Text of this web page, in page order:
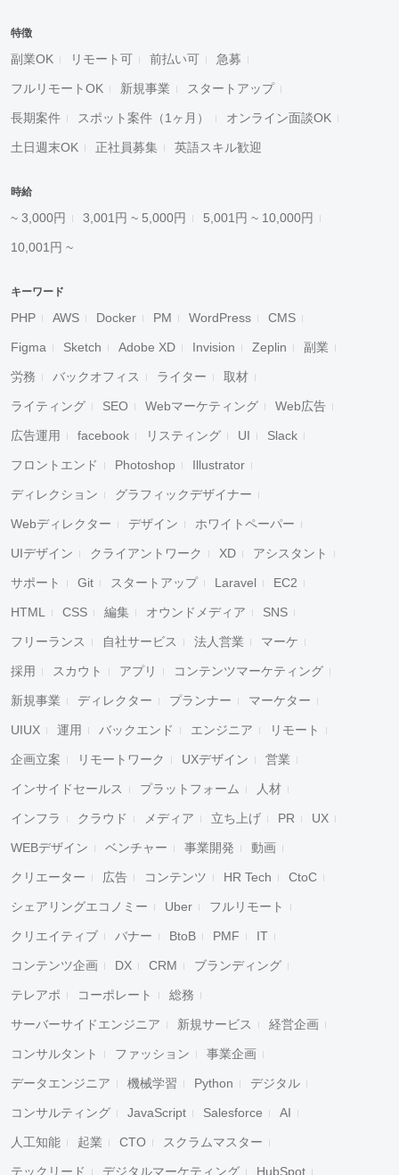
特徴
副業OK リモート可 前払い可 急募
フルリモートOK 新規事業 スタートアップ
長期案件 スポット案件（1ヶ月） オンライン面談OK
土日週末OK 正社員募集 英語スキル歓迎
時給
~ 3,000円 3,001円 ~ 5,000円 5,001円 ~ 10,000円
10,001円 ~
キーワード
PHP AWS Docker PM WordPress CMS
Figma Sketch Adobe XD Invision Zeplin 副業
労務 バックオフィス ライター 取材
ライティング SEO Webマーケティング Web広告
広告運用 facebook リスティング UI Slack
フロントエンド Photoshop Illustrator
ディレクション グラフィックデザイナー
Webディレクター デザイン ホワイトペーパー
UIデザイン クライアントワーク XD アシスタント
サポート Git スタートアップ Laravel EC2
HTML CSS 編集 オウンドメディア SNS
フリーランス 自社サービス 法人営業 マーケ
採用 スカウト アプリ コンテンツマーケティング
新規事業 ディレクター プランナー マーケター
UIUX 運用 バックエンド エンジニア リモート
企画立案 リモートワーク UXデザイン 営業
インサイドセールス プラットフォーム 人材
インフラ クラウド メディア 立ち上げ PR UX
WEBデザイン ベンチャー 事業開発 動画
クリエーター 広告 コンテンツ HR Tech CtoC
シェアリングエコノミー Uber フルリモート
クリエイティブ バナー BtoB PMF IT
コンテンツ企画 DX CRM ブランディング
テレアポ コーポレート 総務
サーバーサイドエンジニア 新規サービス 経営企画
コンサルタント ファッション 事業企画
データエンジニア 機械学習 Python デジタル
コンサルティング JavaScript Salesforce AI
人工知能 起業 CTO スクラムマスター
テックリード デジタルマーケティング HubSpot